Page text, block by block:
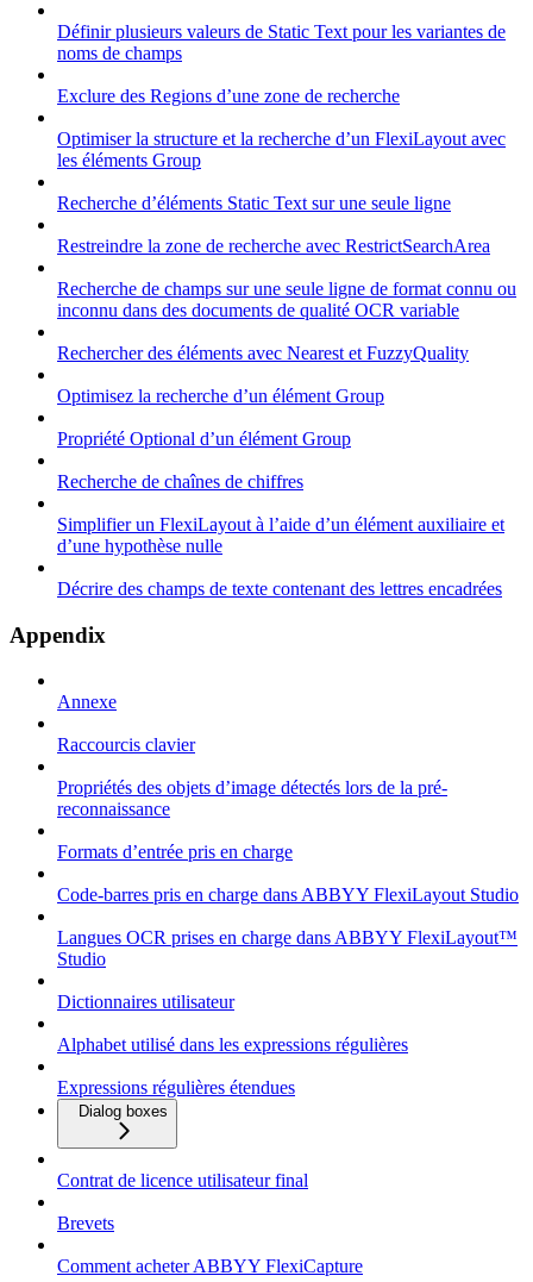
Définir plusieurs valeurs de Static Text pour les variantes de
noms de champs
Exclure des Regions d’une zone de recherche
Optimiser la structure et la recherche d’un FlexiLayout avec
les éléments Group
Recherche d’éléments Static Text sur une seule ligne
Restreindre la zone de recherche avec RestrictSearchArea
Recherche de champs sur une seule ligne de format connu ou
inconnu dans des documents de qualité OCR variable
Rechercher des éléments avec Nearest et FuzzyQuality
Optimisez la recherche d’un élément Group
Propriété Optional d’un élément Group
Recherche de chaînes de chiffres
Simplifier un FlexiLayout à l’aide d’un élément auxiliaire et
d’une hypothèse nulle
Décrire des champs de texte contenant des lettres encadrées
Appendix
Annexe
Raccourcis clavier
Propriétés des objets d’image détectés lors de la pré-
reconnaissance
Formats d’entrée pris en charge
Code-barres pris en charge dans ABBYY FlexiLayout Studio
Langues OCR prises en charge dans ABBYY FlexiLayout™
Studio
Dictionnaires utilisateur
Alphabet utilisé dans les expressions régulières
Expressions régulières étendues
Dialog boxes
Contrat de licence utilisateur final
Brevets
Comment acheter ABBYY FlexiCapture